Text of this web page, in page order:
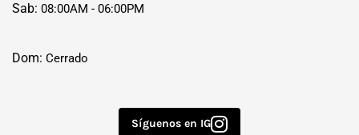
Sab: 08:00AM - 06:00PM
Dom: Cerrado
Síguenos en IG